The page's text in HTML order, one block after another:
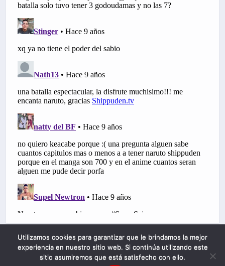
Utilizamos cookies para garantizar que le brindamos la mejor
experiencia en nuestro sitio web. Si continúa utilizando este
sitio asumiremos que está satisfecho con ello.